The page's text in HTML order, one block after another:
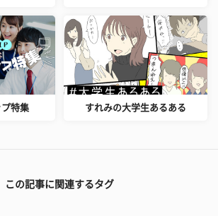
特集 すれみの大学生あるある
この記事に関連するタグ